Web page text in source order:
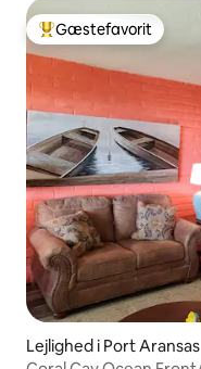
Bedste gæstefavorit
Gæstefavorit
Lejlighed i Port Aransas